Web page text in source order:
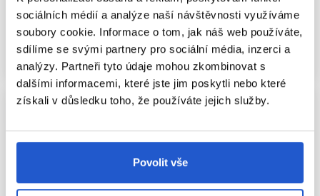
sociálních médií a analýze naší návštěvnosti využíváme
soubory cookie. Informace o tom, jak náš web používáte,
sdílíme se svými partnery pro sociální média, inzerci a
analýzy. Partneři tyto údaje mohou zkombinovat s
dalšími informacemi, které jste jim poskytli nebo které
získali v důsledku toho, že používáte jejich služby.
Povolit vše
84 Kč
Mám záujem
Aktuálně nedostupné
78 Kč
Koupit
Skladem ㅤ